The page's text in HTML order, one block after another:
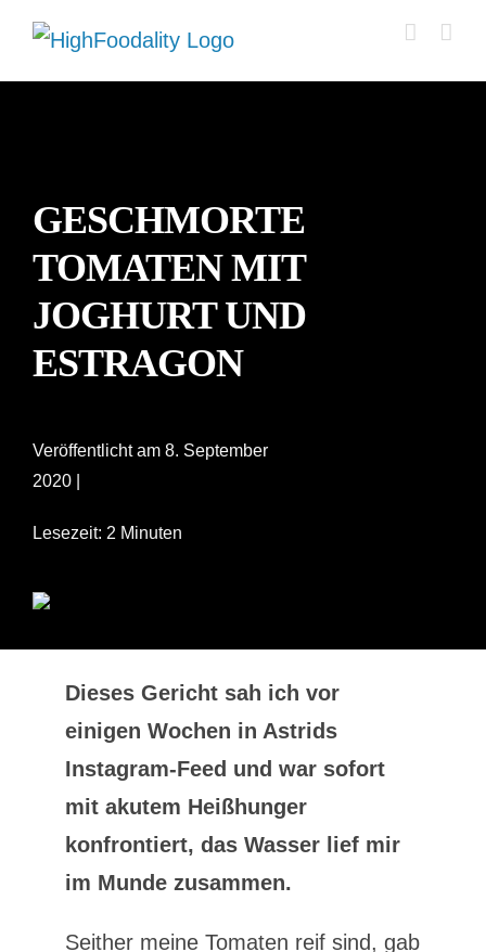
Zum
Inhalt
GESCHMORTE
TOMATEN MIT
JOGHURT UND
ESTRAGON
Veröffentlicht am 8. September
2020 |
Lesezeit: 2 Minuten
Dieses Gericht sah ich vor
einigen Wochen in Astrids
Instagram-Feed und war sofort
mit akutem Heißhunger
konfrontiert, das Wasser lief mir
im Munde zusammen.
Seither meine Tomaten reif sind, gab